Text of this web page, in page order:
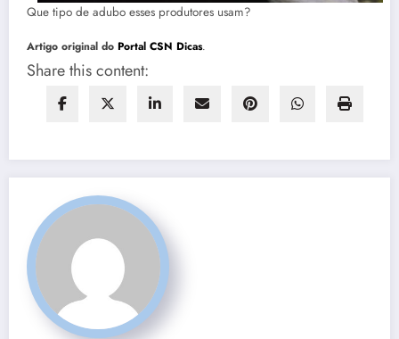
Que tipo de adubo esses produtores usam?
Artigo original do Portal CSN Dicas.
Share this content: